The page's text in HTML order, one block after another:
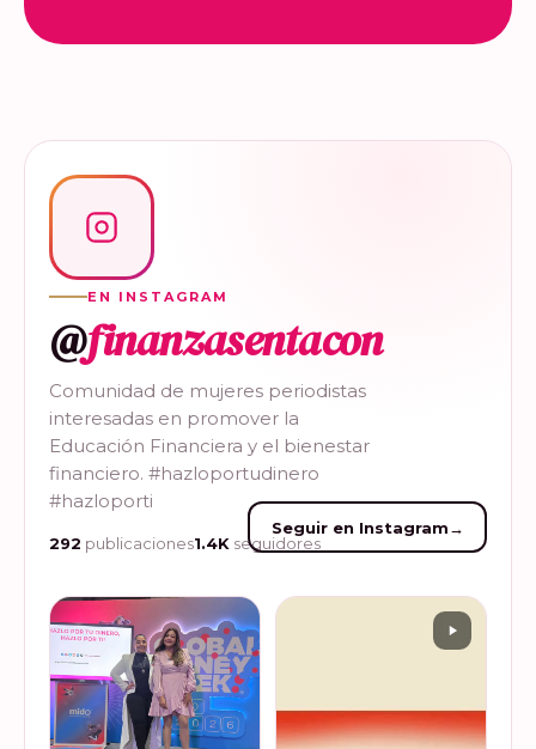
EN INSTAGRAM
@finanzasentacon
Comunidad de mujeres periodistas
interesadas en promover la
Educación Financiera y el bienestar
financiero. #hazloportudinero
#hazloporti
292 publicaciones1.4K seguidores
Seguir en Instagram→